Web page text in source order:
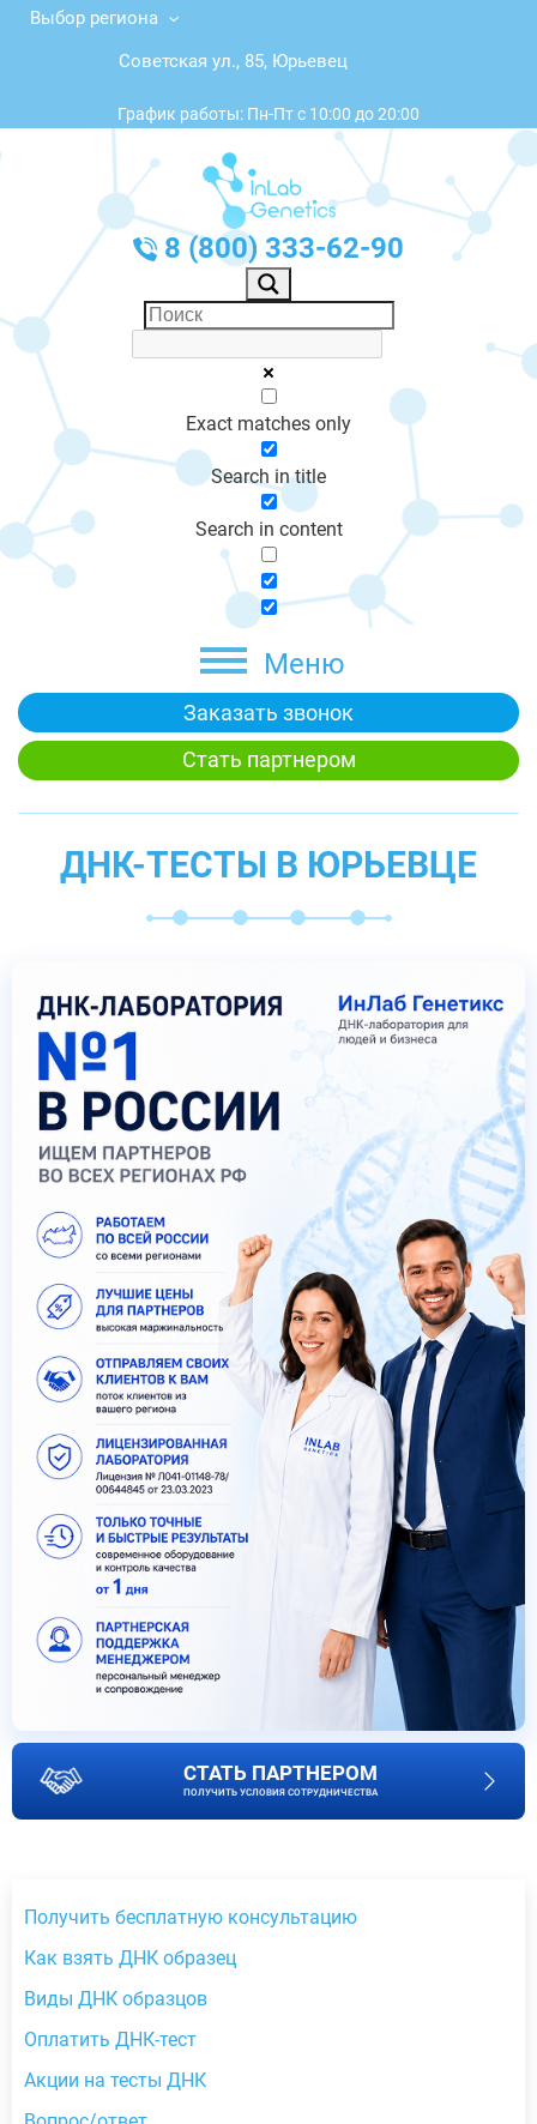
Выбор региона
Советская ул., 85, Юрьевец
График работы: Пн-Пт с 10:00 до 20:00
8 (800) 333-62-90
Exact matches only
Search in title
Search in content
Меню
Заказать звонок
Стать партнером
ДНК-ТЕСТЫ В ЮРЬЕВЦЕ
СТАТЬ ПАРТНЕРОМ
ПОЛУЧИТЬ УСЛОВИЯ СОТРУДНИЧЕСТВА
Получить бесплатную консультацию
Как взять ДНК образец
Виды ДНК образцов
Оплатить ДНК-тест
Акции на тесты ДНК